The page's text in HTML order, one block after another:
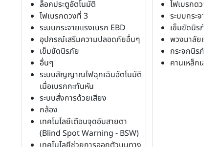
ล็อคประตูอัตโนมัติ
ไฟเบรกดวงที่ 3
ระบบกระจายแรงเบรก EBD
อุปกรณ์เสริมความปลอดภัยอื่นๆ
เข็มขัดนิรภัย
อื่นๆ
ระบบสัญญาณไฟฉุกเฉินอัตโนมัติ
เมื่อเบรกกะทันหัน
ระบบสั่งการด้วยเสียง
กล้อง
เทคโนโลยีเตือนจุดอับสายตา
(Blind Spot Warning - BSW)
ไฟเบรกดวงที่ 3
ระบบกระจายแ
เข็มขัดนิรภัย
พวงมาลัยยุบตั
กระจกนิรภัย
คานเหล็กเสริ